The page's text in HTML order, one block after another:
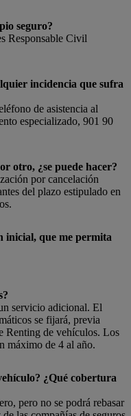
seguro?
Responsable Civil
incidencia que sufra
de asistencia al
especializado, 901 90
otro, ¿se puede hacer?
por cancelación
del plazo estipulado en
inicial, que me permita
servicio adicional. El
se fijará, previa
Renting de vehículos. Los
máximo de 4 al año.
¿Qué cobertura
pero no se podrá rebasar